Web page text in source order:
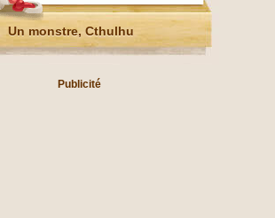
Un monstre, Cthulhu
Publicité